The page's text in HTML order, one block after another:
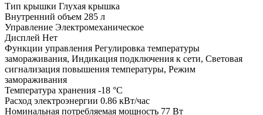
Тип крышки Глухая крышка
Внутренний объем 285 л
Управление Электромеханическое
Дисплей Нет
Функции управления Регулировка температуры
замораживания, Индикация подключения к сети, Световая
сигнализация повышения температуры, Режим
замораживания
Температура хранения -18 °C
Расход электроэнергии 0.86 кВт/час
Номинальная потребляемая мощность 77 Вт